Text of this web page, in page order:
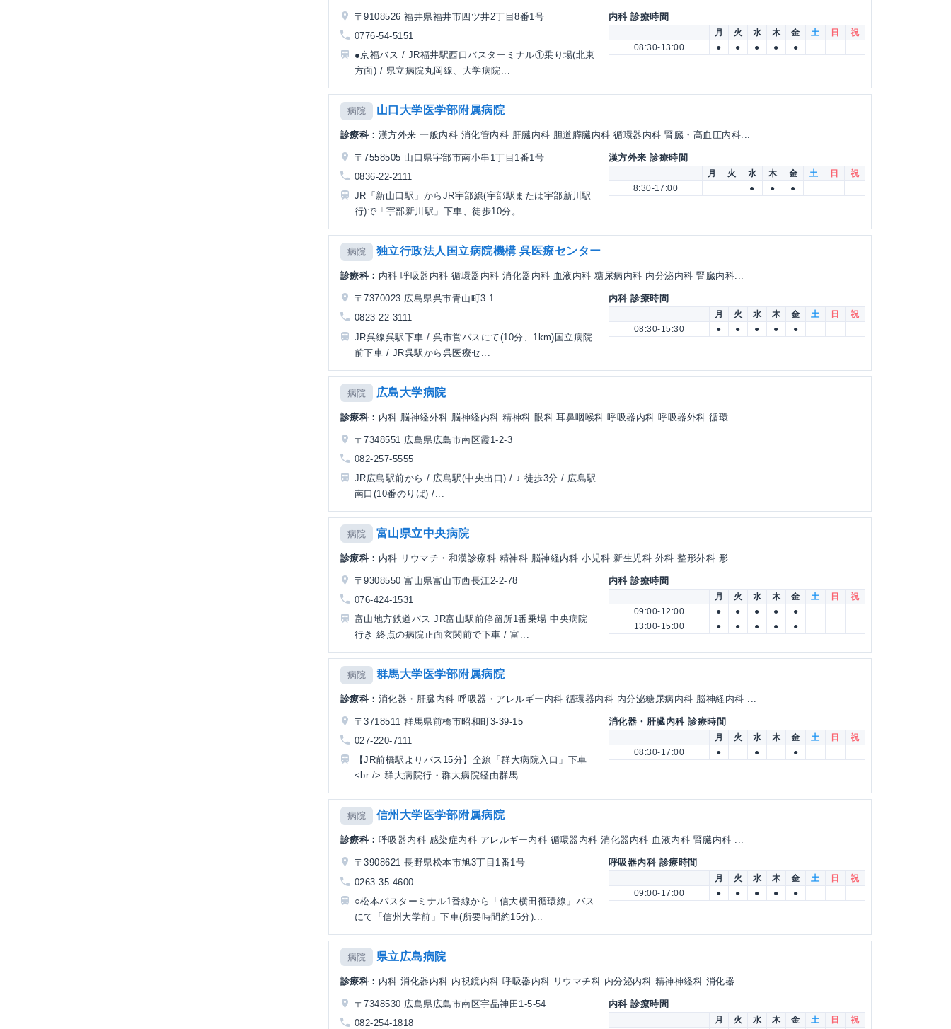
〒9108526 福井県福井市四ツ井2丁目8番1号
0776-54-5151
●京福バス / JR福井駅西口バスターミナル①乗り場(北東
方面) / 県立病院丸岡線、大学病院...
内科 診療時間
月 火 水 木 金 土 日
祝
08:30-13:00
● ● ● ● ●
病院 山口大学医学部附属病院
診療科： 漢方外来 一般内科 消化管内科 肝臓内科 胆道膵臓内科 循環器内科 腎臓・高血圧内科...
〒7558505 山口県宇部市南小串1丁目1番1号
0836-22-2111
JR「新山口駅」からJR宇部線(宇部駅または宇部新川駅
行)で「宇部新川駅」下車、徒歩10分。 ...
漢方外来 診療時間
月 火 水 木 金 土 日
祝
8:30-17:00
● ● ●
病院 独立行政法人国立病院機構 呉医療センター
診療科： 内科 呼吸器内科 循環器内科 消化器内科 血液内科 糖尿病内科 内分泌内科 腎臓内科...
〒7370023 広島県呉市青山町3-1
0823-22-3111
JR呉線呉駅下車 / 呉市営バスにて(10分、1km)国立病院
前下車 / JR呉駅から呉医療セ...
内科 診療時間
月 火 水 木 金 土 日
祝
08:30-15:30
● ● ● ● ●
病院 広島大学病院
診療科： 内科 脳神経外科 脳神経内科 精神科 眼科 耳鼻咽喉科 呼吸器内科 呼吸器外科 循環...
〒7348551 広島県広島市南区霞1-2-3
082-257-5555
JR広島駅前から / 広島駅(中央出口) / ↓ 徒歩3分 / 広島駅
南口(10番のりば) /...
病院 富山県立中央病院
診療科： 内科 リウマチ・和漢診療科 精神科 脳神経内科 小児科 新生児科 外科 整形外科 形...
〒9308550 富山県富山市西長江2-2-78
076-424-1531
富山地方鉄道バス JR富山駅前停留所1番乗場 中央病院
行き 終点の病院正面玄関前で下車 / 富...
内科 診療時間
月 火 水 木 金 土 日
祝
09:00-12:00
● ● ● ●
●
13:00-15:00
● ● ● ● ●
病院 群馬大学医学部附属病院
診療科： 消化器・肝臓内科 呼吸器・アレルギー内科 循環器内科 内分泌糖尿病内科 脳神経内科 ...
〒3718511 群馬県前橋市昭和町3-39-15
027-220-7111
【JR前橋駅よりバス15分】全線「群大病院入口」下車
<br /> 群大病院行・群大病院経由群馬...
消化器・肝臓内科 診療時間
月 火 水 木 金 土 日
祝
08:30-17:00
● ● ●
病院 信州大学医学部附属病院
診療科： 呼吸器内科 感染症内科 アレルギー内科 循環器内科 消化器内科 血液内科 腎臓内科 ...
〒3908621 長野県松本市旭3丁目1番1号
0263-35-4600
○松本バスターミナル1番線から「信大横田循環線」バス
にて「信州大学前」下車(所要時間約15分)...
呼吸器内科 診療時間
月 火 水 木 金 土 日
祝
09:00-17:00
● ● ● ● ●
病院 県立広島病院
診療科： 内科 消化器内科 内視鏡内科 呼吸器内科 リウマチ科 内分泌内科 精神神経科 消化器...
〒7348530 広島県広島市南区宇品神田1-5-54
082-254-1818
内科 診療時間
月 火 水 木 金 土 日 祝